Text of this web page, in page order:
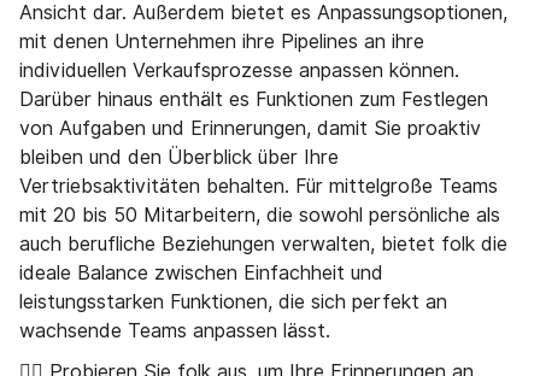
Ansicht dar. Außerdem bietet es Anpassungsoptionen,
mit denen Unternehmen ihre Pipelines an ihre
individuellen Verkaufsprozesse anpassen können.
Darüber hinaus enthält es Funktionen zum Festlegen
von Aufgaben und Erinnerungen, damit Sie proaktiv
bleiben und den Überblick über Ihre
Vertriebsaktivitäten behalten. Für mittelgroße Teams
mit 20 bis 50 Mitarbeitern, die sowohl persönliche als
auch berufliche Beziehungen verwalten, bietet folk die
ideale Balance zwischen Einfachheit und
leistungsstarken Funktionen, die sich perfekt an
wachsende Teams anpassen lässt.